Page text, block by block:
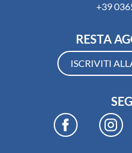
+39
RESTA
ISCRIVITI